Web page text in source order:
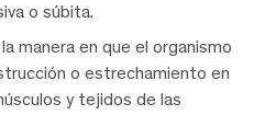
o súbita.
manera en que el organismo
o estrechamiento en
y tejidos de las